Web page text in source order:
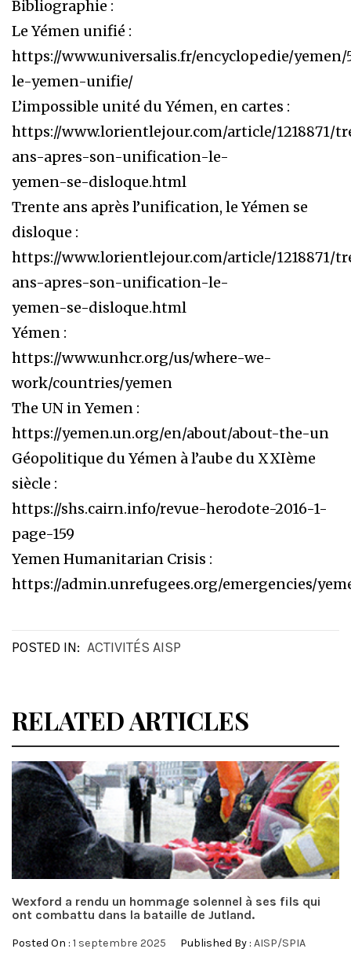
Bibliographie :
Le Yémen unifié :
https://www.universalis.fr/encyclopedie/yemen/
le-yemen-unifie/
L’impossible unité du Yémen, en cartes :
https://www.lorientlejour.com/article/1218871/
ans-apres-son-unification-le-
yemen-se-disloque.html
Trente ans après l’unification, le Yémen se
disloque :
https://www.lorientlejour.com/article/1218871/
ans-apres-son-unification-le-
yemen-se-disloque.html
Yémen :
https://www.unhcr.org/us/where-we-
work/countries/yemen
The UN in Yemen :
https://yemen.un.org/en/about/about-the-un
Géopolitique du Yémen à l’aube du XXIème
siècle :
https://shs.cairn.info/revue-herodote-2016-1-
page-159
Yemen Humanitarian Crisis :
https://admin.unrefugees.org/emergencies/
POSTED IN: ACTIVITÉS AISP
RELATED ARTICLES
Wexford a rendu un hommage solennel à ses fils qui
ont combattu dans la bataille de Jutland.
Posted On : 1 septembre 2025 Published By : AISP/SPIA